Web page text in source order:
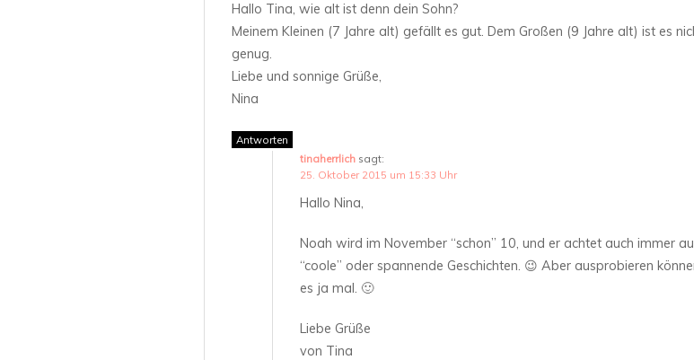
Hallo Tina, wie alt ist denn dein Sohn?
Meinem Kleinen (7 Jahre alt) gefällt es gut. Dem Großen (9 Jahre alt) ist es
genug.
Liebe und sonnige Grüße,
Nina
Antworten
tinaherrlich sagt:
25. Oktober 2015 um 15:33 Uhr
Hallo Nina,
Noah wird im November “schon” 10, und er achtet auch immer
“coole” oder spannende Geschichten. 😉 Aber ausprobieren
es ja mal. 🙂
Liebe Grüße
von Tina